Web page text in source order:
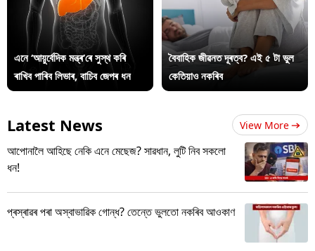
এনে ‘আয়ুৰ্বেদিক মন্ত্ৰ’ৰে সুস্থ কৰি
ৰাখিব পাৰিব লিভাৰ, বাচিব জেপৰ ধন
বৈবাহিক জীৱনত দূৰত্ব? এই ৫ টা ভুল
কেতিয়াও নকৰিব
Latest News View More
আপোনালৈ আহিছে নেকি এনে মেছেজ? সাৱধান, লুটি নিব সকলো
ধন!
প্ৰস্ৰাৱৰ পৰা অস্বাভাৱিক গোন্ধ? তেন্তে ভুলতো নকৰিব আওকাণ